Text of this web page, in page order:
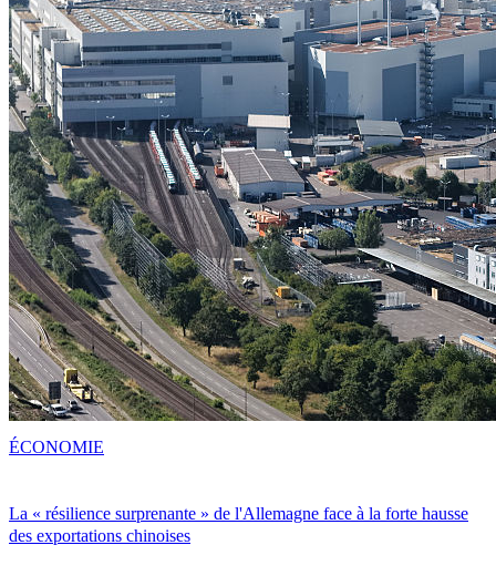
La « résilience surprenante » de l'Allemagne face à la forte hausse
des exportations chinoises
ÉCONOMIE